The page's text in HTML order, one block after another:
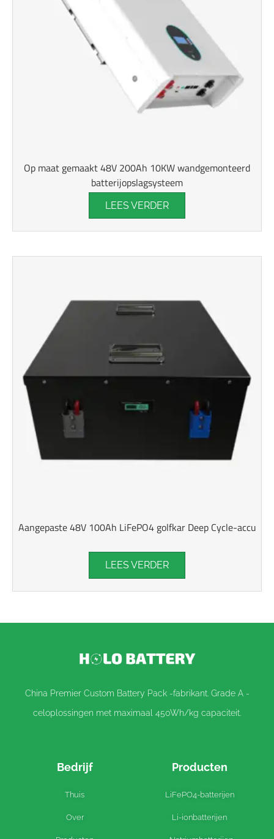
Op maat gemaakt 48V 200Ah 10KW wandgemonteerd
batterijopslagsysteem
LEES VERDER
Aangepaste 48V 100Ah LiFePO4 golfkar Deep Cycle-accu
LEES VERDER
China Premier Custom Battery Pack -fabrikant. Grade A -
celoplossingen met maximaal 450Wh/kg capaciteit.
Bedrijf
Thuis
Over
Producten
LiFePO4-batterijen
Li-ionbatterijen